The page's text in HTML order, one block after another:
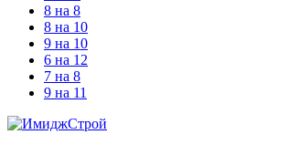
8 на 8
8 на 10
9 на 10
6 на 12
7 на 8
9 на 11